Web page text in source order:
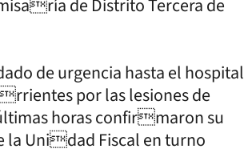
de Distrito Tercera de
de urgencia hasta el hospital
por las lesiones de
horas confirmaron su
la Unidad Fiscal en turno